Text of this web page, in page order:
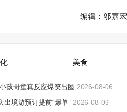
编辑：邬嘉宏